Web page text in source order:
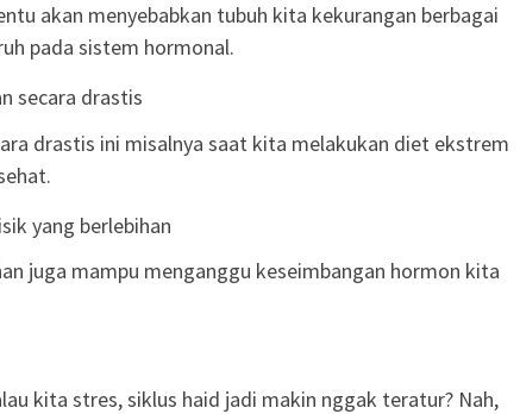
akan menyebabkan tubuh kita kekurangan berbagai
pada sistem hormonal.
secara drastis
drastis ini misalnya saat kita melakukan diet ekstrem
yang berlebihan
juga mampu menganggu keseimbangan hormon kita
kita stres, siklus haid jadi makin nggak teratur? Nah,